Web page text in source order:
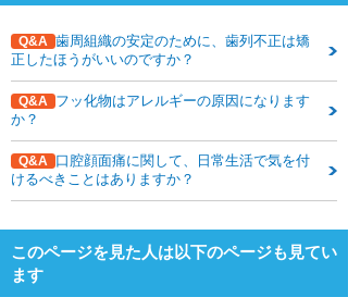
Q&A
歯周組織の安定のために、歯列不正は矯
正したほうがいいのですか？
Q&A
フッ化物はアレルギーの原因になります
か？
Q&A
口腔顔面痛に関して、日常生活で気を付
けるべきことはありますか？
このページを見た人は以下のページも見てい
ます